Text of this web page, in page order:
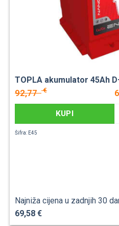
TOPLA akumulator 45Ah
92,77€
KUPI
Šifra: E45
Najniža cijena u zadnjih 30
69,58 €